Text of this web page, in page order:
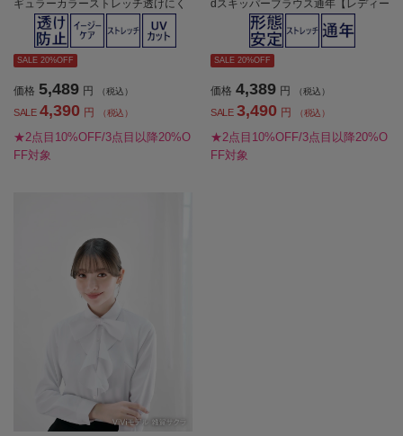
ギュラーカラーストレッチ透けにく
い無地ViVi通年【レディース】
SALE 20%OFF
価格 5,489 円 （税込）
SALE 4,390 円 （税込）
★2点目10%OFF/3点目以降20%O
FF対象
dスキッパーブラウス通年【レディー
SALE 20%OFF
価格 4,389 円 （税込）
SALE 3,490 円 （税込）
★2点目10%OFF/3点目以降20%O
FF対象